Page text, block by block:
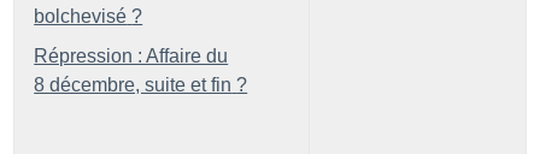
bolchevisé ?
Répression : Affaire du
8 décembre, suite et fin ?